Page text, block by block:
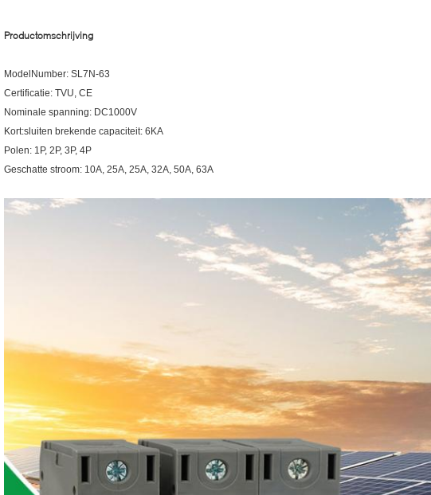
Productomschrijving
ModelNumber: SL7N-63
Certificatie: TVU, CE
Nominale spanning: DC1000V
Kort:sluiten brekende capaciteit: 6KA
Polen: 1P, 2P, 3P, 4P
Geschatte stroom: 10A, 25A, 25A, 32A, 50A, 63A